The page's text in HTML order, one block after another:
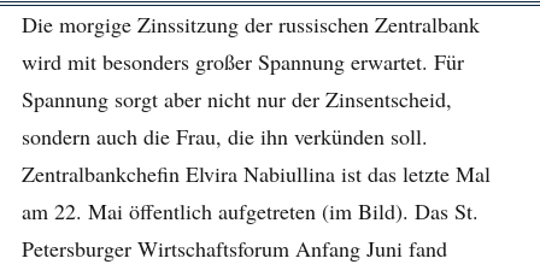
Die morgige Zinssitzung der russischen Zentralbank
wird mit besonders großer Spannung erwartet. Für
Spannung sorgt aber nicht nur der Zinsentscheid,
sondern auch die Frau, die ihn verkünden soll.
Zentralbankchefin Elvira Nabiullina ist das letzte Mal
am 22. Mai öffentlich aufgetreten (im Bild). Das St.
Petersburger Wirtschaftsforum Anfang Juni fand